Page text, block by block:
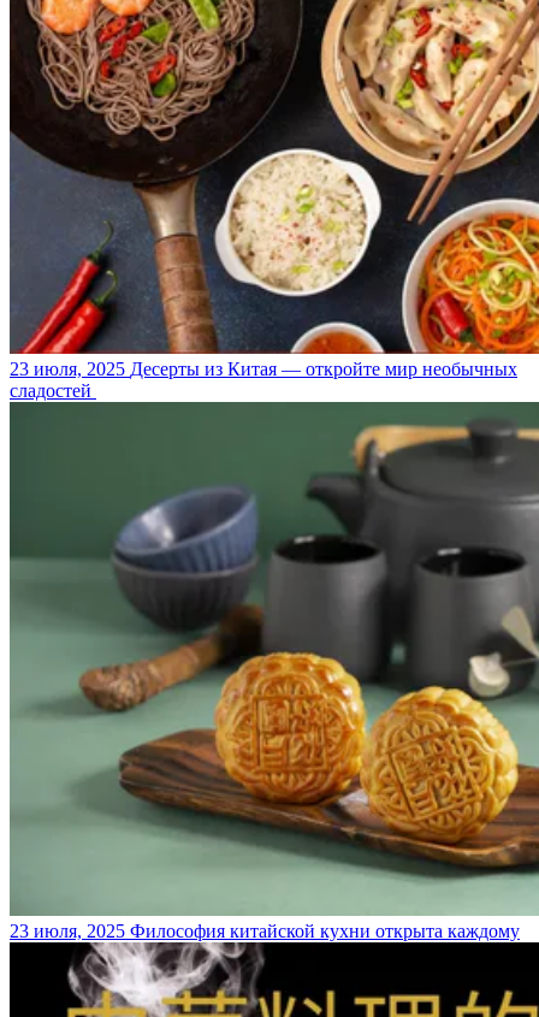
23 июля, 2025 Десерты из Китая — откройте мир необычных
сладостей
23 июля, 2025 Философия китайской кухни открыта каждому